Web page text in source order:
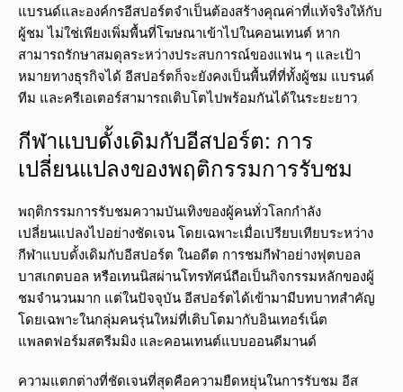
แบรนด์และองค์กรอีสปอร์ตจำเป็นต้องสร้างคุณค่าที่แท้จริงให้กับ
ผู้ชม ไม่ใช่เพียงเพิ่มพื้นที่โฆษณาเข้าไปในคอนเทนต์ หาก
สามารถรักษาสมดุลระหว่างประสบการณ์ของแฟน ๆ และเป้า
หมายทางธุรกิจได้ อีสปอร์ตก็จะยังคงเป็นพื้นที่ที่ทั้งผู้ชม แบรนด์
ทีม และครีเอเตอร์สามารถเติบโตไปพร้อมกันได้ในระยะยาว
กีฬาแบบดั้งเดิมกับอีสปอร์ต: การ
เปลี่ยนแปลงของพฤติกรรมการรับชม
พฤติกรรมการรับชมความบันเทิงของผู้คนทั่วโลกกำลัง
เปลี่ยนแปลงไปอย่างชัดเจน โดยเฉพาะเมื่อเปรียบเทียบระหว่าง
กีฬาแบบดั้งเดิมกับอีสปอร์ต ในอดีต การชมกีฬาอย่างฟุตบอล
บาสเกตบอล หรือเทนนิสผ่านโทรทัศน์ถือเป็นกิจกรรมหลักของผู้
ชมจำนวนมาก แต่ในปัจจุบัน อีสปอร์ตได้เข้ามามีบทบาทสำคัญ
โดยเฉพาะในกลุ่มคนรุ่นใหม่ที่เติบโตมากับอินเทอร์เน็ต
แพลตฟอร์มสตรีมมิง และคอนเทนต์แบบออนดีมานด์
ความแตกต่างที่ชัดเจนที่สุดคือความยืดหยุ่นในการรับชม อีส